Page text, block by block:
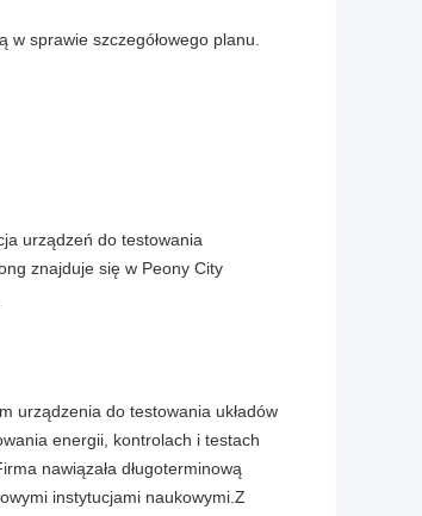
sprawie szczegółowego planu.
urządzeń do testowania
znajduje się w Peony City
urządzenia do testowania układów
energii, kontrolach i testach
nawiązała długoterminową
instytucjami naukowymi.Z